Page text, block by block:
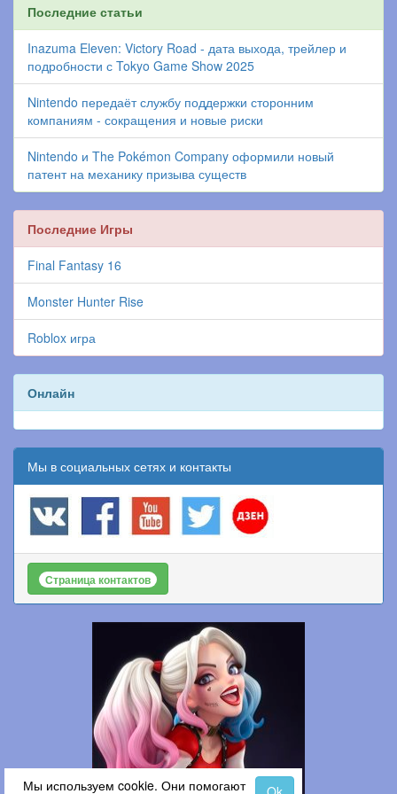
Последние статьи
Inazuma Eleven: Victory Road - дата выхода, трейлер и
подробности с Tokyo Game Show 2025
Nintendo передаёт службу поддержки сторонним
компаниям - сокращения и новые риски
Nintendo и The Pokémon Company оформили новый
патент на механику призыва существ
Последние Игры
Final Fantasy 16
Monster Hunter Rise
Roblox игра
Онлайн
Мы в социальных сетях и контакты
Страница контактов
Мы используем cookie. Они помогают